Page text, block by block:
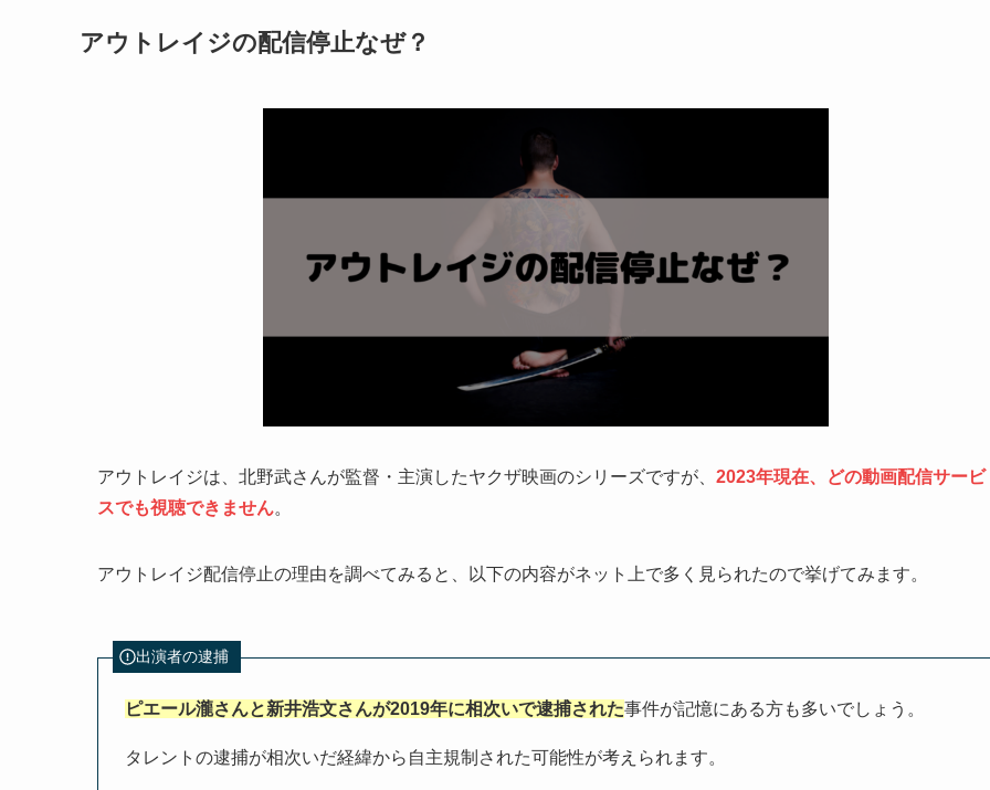
アウトレイジの配信停止なぜ？
アウトレイジは、北野武さんが監督・主演したヤクザ映画のシリーズですが、 2023年現在、どの動画配信サービ
スでも視聴できません。
アウトレイジ配信停止の理由を調べてみると、以下の内容がネット上で多く見られたので挙げてみます。
出演者の逮捕
ピエール瀧さんと新井浩文さんが2019年に相次いで逮捕された事件が記憶にある方も多いでしょう。
タレントの逮捕が相次いだ経緯から自主規制された可能性が考えられます。